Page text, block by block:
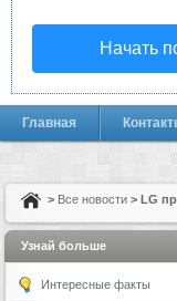
Начать
Главная
> Все новости > LG
Узнай больше
Интересные факты